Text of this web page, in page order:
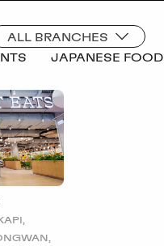
ALL BRANCHES
JAPANESE FOOD